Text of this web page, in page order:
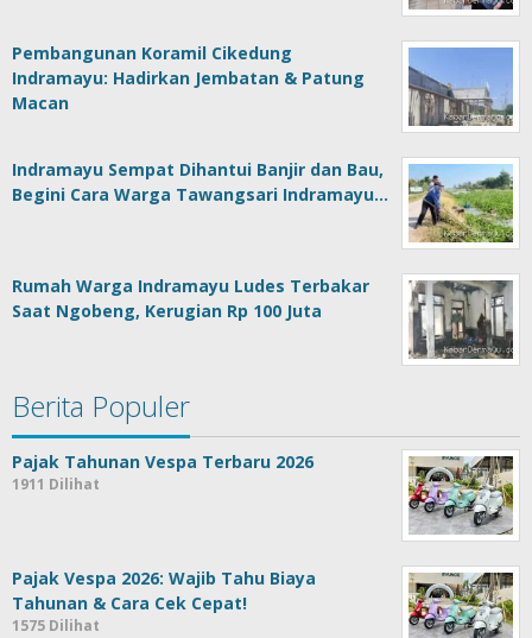
Pembangunan Koramil Cikedung
Indramayu: Hadirkan Jembatan & Patung
Macan
Indramayu Sempat Dihantui Banjir dan Bau,
Begini Cara Warga Tawangsari Indramayu…
Rumah Warga Indramayu Ludes Terbakar
Saat Ngobeng, Kerugian Rp 100 Juta
Berita Populer
Pajak Tahunan Vespa Terbaru 2026
1911 Dilihat
Pajak Vespa 2026: Wajib Tahu Biaya
Tahunan & Cara Cek Cepat!
1575 Dilihat